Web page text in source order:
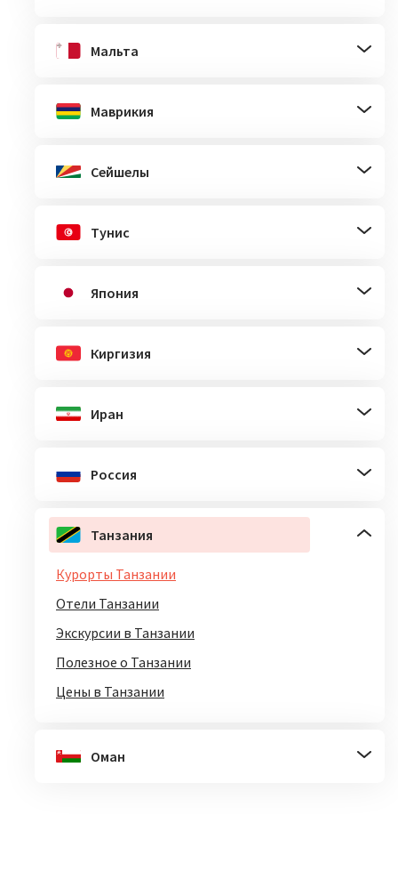
Мальта
Маврикия
Сейшелы
Тунис
Япония
Киргизия
Иран
Россия
Танзания
Курорты Танзании
Отели Танзании
Экскурсии в Танзании
Полезное о Танзании
Цены в Танзании
Оман